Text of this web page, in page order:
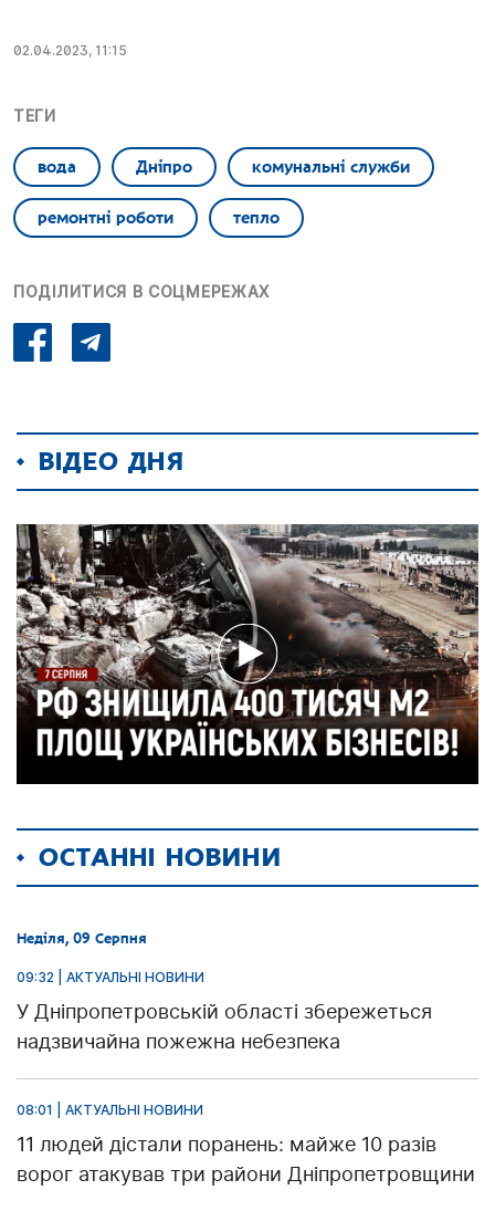
02.04.2023, 11:15
ТЕГИ
вода Дніпро комунальні служби
ремонтні роботи тепло
ПОДІЛИТИСЯ В СОЦМЕРЕЖАХ
ВІДЕО ДНЯ
ОСТАННІ НОВИНИ
Неділя, 09 Серпня
09:32 | АКТУАЛЬНІ НОВИНИ
У Дніпропетровській області збережеться
надзвичайна пожежна небезпека
08:01 | АКТУАЛЬНІ НОВИНИ
11 людей дістали поранень: майже 10 разів
ворог атакував три райони Дніпропетровщини